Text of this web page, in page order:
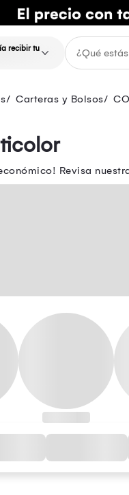
recibir tu
Carteras y Bolsos
Revisa